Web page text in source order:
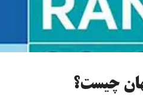
چیست؟